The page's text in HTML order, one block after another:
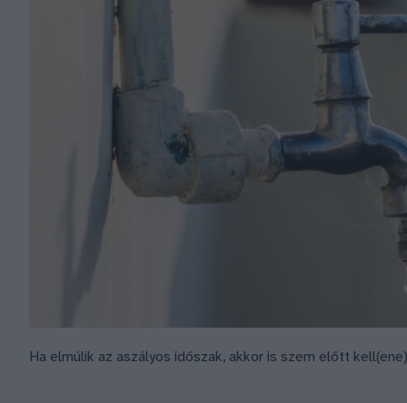
Ha elmúlik az aszályos időszak, akkor is szem előtt